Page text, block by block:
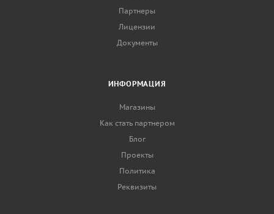
Партнеры
Лицензии
Документы
ИНФОРМАЦИЯ
Магазины
Как стать партнером
Блог
Проекты
Политика
Реквизиты